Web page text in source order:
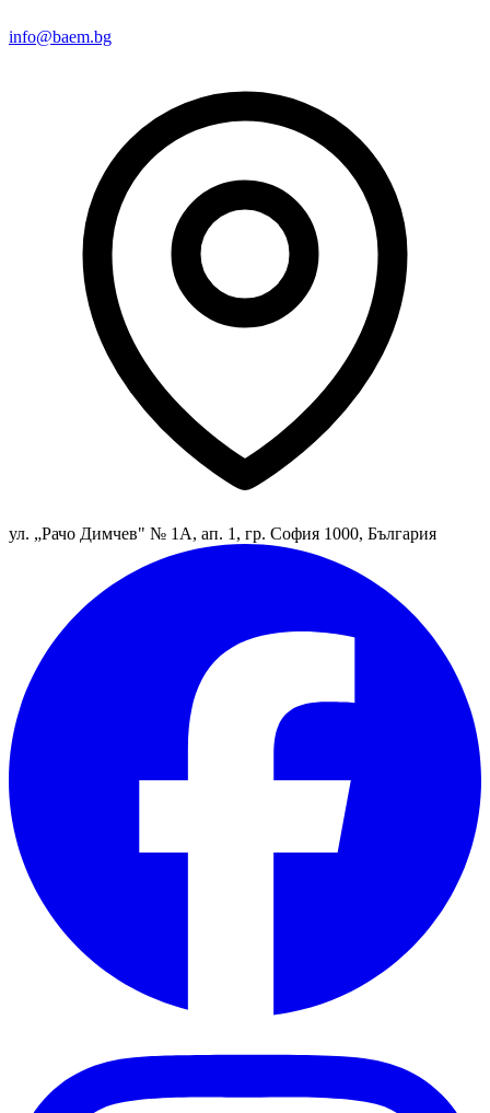
info@baem.bg
ул. „Рачо Димчев" № 1А, ап. 1, гр. София 1000, България